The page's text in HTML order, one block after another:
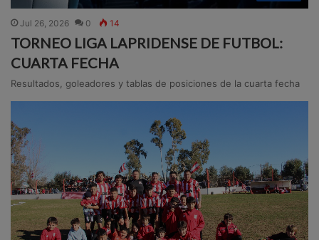
Jul 26, 2026 0 14
TORNEO LIGA LAPRIDENSE DE FUTBOL:
CUARTA FECHA
Resultados, goleadores y tablas de posiciones de la cuarta fecha